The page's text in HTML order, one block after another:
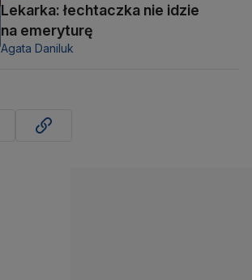
Lekarka: łechtaczka nie idzie
na emeryturę
Agata Daniluk